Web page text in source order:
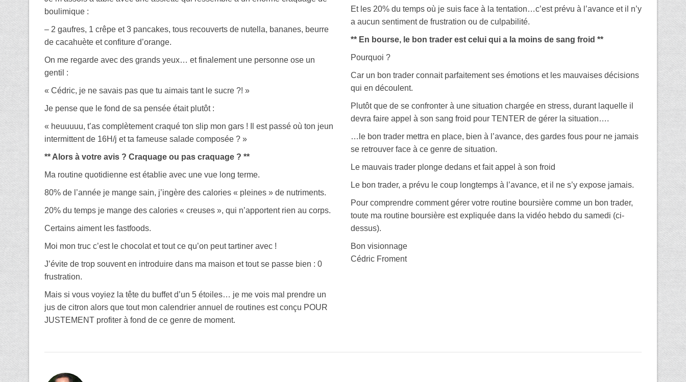
boulimique :
– 2 gaufres, 1 crêpe et 3 pancakes, tous recouverts de nutella, bananes, beurre
de cacahuète et confiture d’orange.
On me regarde avec des grands yeux… et finalement une personne ose un
gentil :
« Cédric, je ne savais pas que tu aimais tant le sucre ?! »
Je pense que le fond de sa pensée était plutôt :
« heuuuuu, t’as complètement craqué ton slip mon gars ! Il est passé où ton jeun
intermittent de 16H/j et ta fameuse salade composée ? »
** Alors à votre avis ? Craquage ou pas craquage ? **
Ma routine quotidienne est établie avec une vue long terme.
80% de l’année je mange sain, j’ingère des calories « pleines » de nutriments.
20% du temps je mange des calories « creuses », qui n’apportent rien au corps.
Certains aiment les fastfoods.
Moi mon truc c’est le chocolat et tout ce qu’on peut tartiner avec !
J’évite de trop souvent en introduire dans ma maison et tout se passe bien : 0
frustration.
Mais si vous voyiez la tête du buffet d’un 5 étoiles… je me vois mal prendre un
jus de citron alors que tout mon calendrier annuel de routines est conçu POUR
JUSTEMENT profiter à fond de ce genre de moment.
Et les 20% du temps où je suis face à la tentation…c’est prévu à l’avance et il n’y
a aucun sentiment de frustration ou de culpabilité.
** En bourse, le bon trader est celui qui a la moins de sang froid **
Pourquoi ?
Car un bon trader connait parfaitement ses émotions et les mauvaises décisions
qui en découlent.
Plutôt que de se confronter à une situation chargée en stress, durant laquelle il
devra faire appel à son sang froid pour TENTER de gérer la situation….
…le bon trader mettra en place, bien à l’avance, des gardes fous pour ne jamais
se retrouver face à ce genre de situation.
Le mauvais trader plonge dedans et fait appel à son froid
Le bon trader, a prévu le coup longtemps à l’avance, et il ne s’y expose jamais.
Pour comprendre comment gérer votre routine boursière comme un bon trader,
toute ma routine boursière est expliquée dans la vidéo hebdo du samedi (ci-
dessus).
Bon visionnage
Cédric Froment